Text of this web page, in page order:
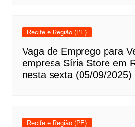
Recife e Região (PE)
Vaga de Emprego para
empresa Síria Store em
nesta sexta (05/09/2025)
Recife e Região (PE)